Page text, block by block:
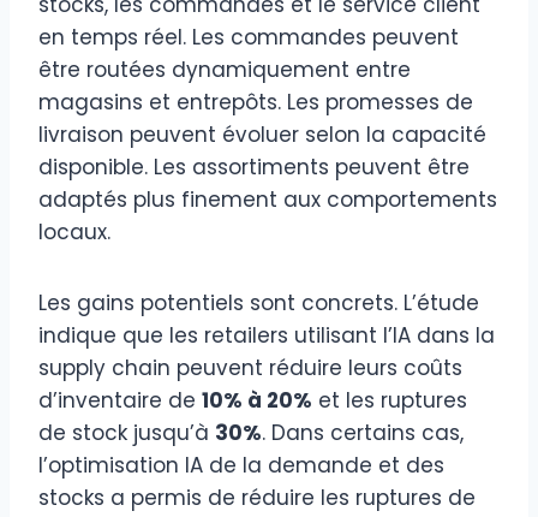
en temps réel. Les commandes peuvent
être routées dynamiquement entre
magasins et entrepôts. Les promesses de
livraison peuvent évoluer selon la capacité
disponible. Les assortiments peuvent être
adaptés plus finement aux comportements
locaux.
Les gains potentiels sont concrets. L’étude
indique que les retailers utilisant l’IA dans la
supply chain peuvent réduire leurs coûts
d’inventaire de 10% à 20% et les ruptures
de stock jusqu’à 30%. Dans certains cas,
l’optimisation IA de la demande et des
stocks a permis de réduire les ruptures de